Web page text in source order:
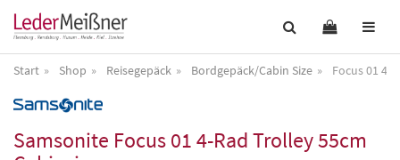
Start Shop Reisegepäck Bordgepäck/Cabin Size Focus 01 4-
Samsonite Focus 01 4-Rad Trolley 55cm